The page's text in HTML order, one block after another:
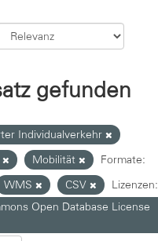
gefunden
Individualverkehr
Mobilität
Formate:
WMS CSV
Lizenzen:
Open Database License